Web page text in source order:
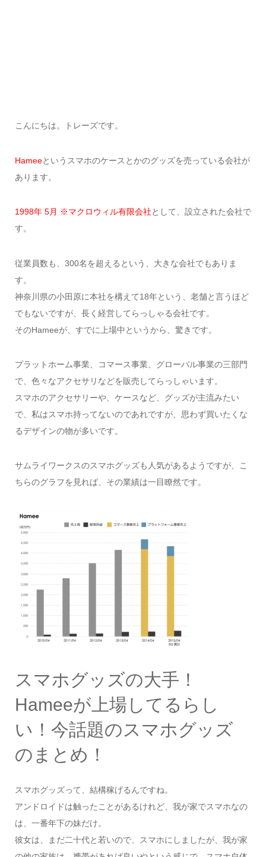
こんにちは。トレーズです。
Hameeというスマホのケースとかのグッズを売っている会社が
あります。
1998年 5月 ※マクロウィル有限会社として、設立された会社で
す。
従業員数も、300名を超えるという、大きな会社でもありま
す。
神奈川県の小田原に本社を構えて18年という、老舗と言うほど
でもないですが、長く経営してらっしゃる会社です。
そのHameeが、すでに上場中というから、驚きです。
プラットホーム事業、コマース事業、グローバル事業の三部門
で、色々なアクセサリなどを販売してらっしゃいます。
スマホのアクセサリーや、ケースなど、グッズが主流みたい
で、私はスマホ持ってないのであれですが、思わず買いたくな
るデザインの物が多いです。
サムライワークスのスマホグッズも人気があるようですが、こ
ちらのグラフを見れば、その業績は一目瞭然です。
スマホグッズの大手！
Hameeが上場してるらし
い！今話題のスマホグッズ
のまとめ！
スマホグッズって、結構稼げるんですね。
アンドロイドは触ったことがあるけれど、我が家でスマホなの
は、一番年下の妹だけ。
彼女は、まだ二十代と若いので、スマホにしましたが、我が家